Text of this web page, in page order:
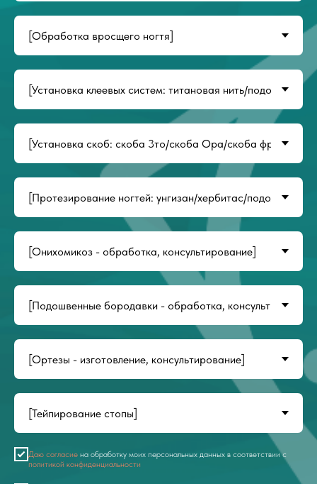
Даю согласие на обработку моих персональных данных в соответствии с
политикой конфиденциальности